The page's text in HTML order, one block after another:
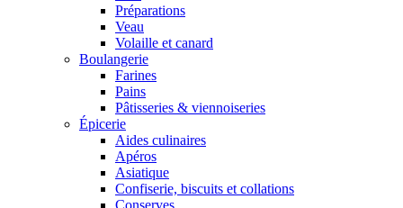
Préparations
Veau
Volaille et canard
Boulangerie
Farines
Pains
Pâtisseries & viennoiseries
Épicerie
Aides culinaires
Apéros
Asiatique
Confiserie, biscuits et collations
Conserves